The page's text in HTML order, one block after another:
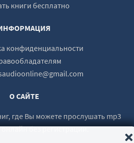
книги бесплатно
конфиденциальности
О САЙТЕ
где Вы можете прослушать mp3
без регистрации.